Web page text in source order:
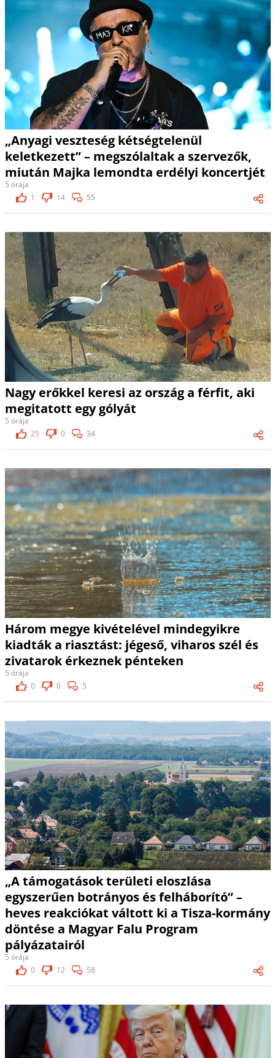
„Anyagi veszteség kétségtelenül
keletkezett” – megszólaltak a szervezők,
miután Majka lemondta erdélyi koncertjét
5 órája
1
14 55
Nagy erőkkel keresi az ország a férfit, aki
megitatott egy gólyát
5 órája
25
0 34
Három megye kivételével mindegyikre
kiadták a riasztást: jégeső, viharos szél és
zivatarok érkeznek pénteken
5 órája
0
0 5
„A támogatások területi eloszlása
egyszerűen botrányos és felháborító” –
heves reakciókat váltott ki a Tisza-kormány
döntése a Magyar Falu Program
pályázatairól
5 órája
0
12 58